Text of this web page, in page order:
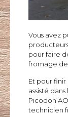
Vous avez
pour faire
fromage de
Et pour
assisté
Picodon
technicien